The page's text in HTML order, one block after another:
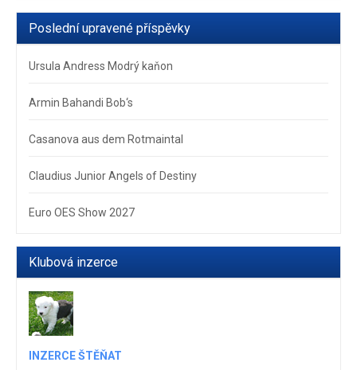
Poslední upravené příspěvky
Ursula Andress Modrý kaňon
Armin Bahandi Bob‘s
Casanova aus dem Rotmaintal
Claudius Junior Angels of Destiny
Euro OES Show 2027
Klubová inzerce
INZERCE ŠTĚŇAT